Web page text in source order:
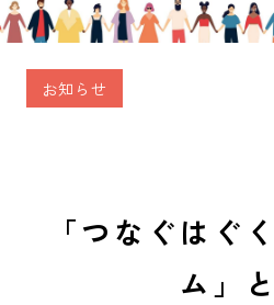
お知らせ
「つなぐはぐ
ム」